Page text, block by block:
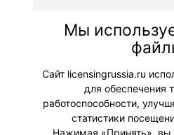
Мы
Сайт licensingrussia.ru
для обеспечения
работоспособности,
статистики
Нажимая «Принять», вы